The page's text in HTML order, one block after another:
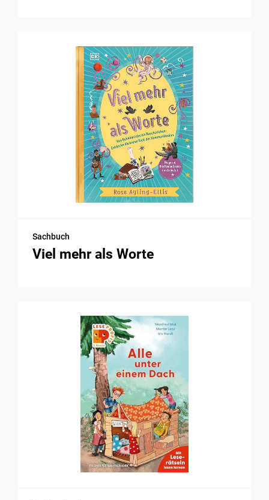
Sachbuch
Viel mehr als Worte